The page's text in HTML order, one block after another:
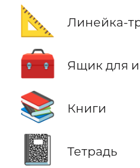
📐 Линейка-
🧰 Ящик для
📚 Книги
📓 Тетрадь